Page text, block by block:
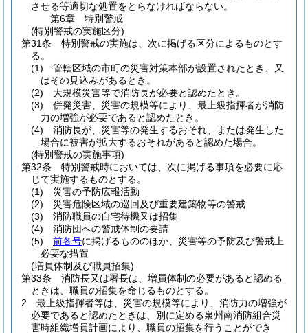
させる等適切な処置をとらなければならない。
第6章
特別警戒
(特別警戒の実施区分)
第31条
特別警戒の実施は、次に掲げる区分によるものとす
る。
(1)
管轄区域の市町の災害対策本部が設置されたとき、又
はその見込みがあるとき。
(2)
大規模災害等で消防長が必要と認めたとき。
(3)
併発災害、災害の規模等により、最上級指揮者が消防
力の増強が必要であると認めたとき。
(4)
消防長が、災害等の発生するおそれ、または発生した
場合に被害が拡大するおそれがあると認めた場合。
(特別警戒の実施事項)
第32条
特別警戒時においては、次に掲げる事項を必要に応
じて実施するものとする。
(1)
災害の予防広報活動
(2)
災害危険区域の巡回及び重要建築物等の警戒
(3)
消防職員の自宅待機又は招集
(4)
消防団への警戒体制の要請
(5)
前各号に掲げるもののほか、災害等の予防及び警戒上
必要な措置
(増員体制及び職員招集)
第33条
消防長又は署長は、増員体制の必要があると認める
ときは、職員の招集を命じるものとする。
2
最上級指揮者等は、災害の規模等により、消防力の増強が
必要であると認めたときは、別に定める泉州南消防組合災
害時組織増員計画により、職員の招集を行うことができ